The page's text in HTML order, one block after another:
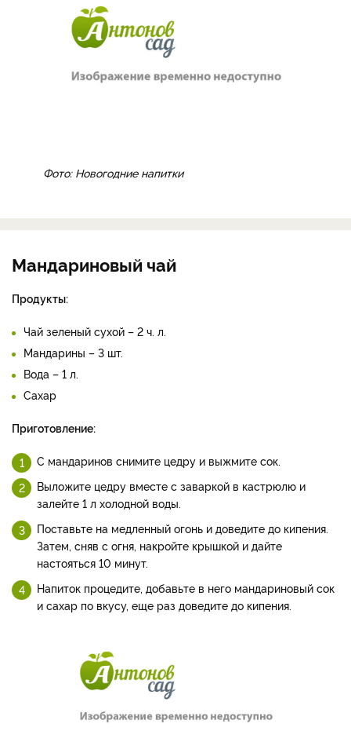
Фото: Новогодние напитки
Мандариновый чай
Продукты:
Чай зеленый сухой – 2 ч. л.
Мандарины – 3 шт.
Вода – 1 л.
Сахар
Приготовление:
С мандаринов снимите цедру и выжмите сок.
Выложите цедру вместе с заваркой в кастрюлю и
залейте 1 л холодной воды.
Поставьте на медленный огонь и доведите до кипения.
Затем, сняв с огня, накройте крышкой и дайте
настояться 10 минут.
Напиток процедите, добавьте в него мандариновый сок
и сахар по вкусу, еще раз доведите до кипения.